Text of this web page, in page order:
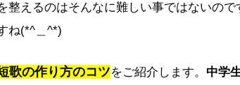
整えるのはそんなに難しい事ではないの
ね(*^＿^*)
歌の作り方のコツをご紹介します。 中学